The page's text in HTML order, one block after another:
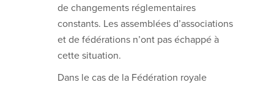
de changements réglementaires
constants. Les assemblées d’associations
et de fédérations n’ont pas échappé à
cette situation.
Dans le cas de la Fédération royale